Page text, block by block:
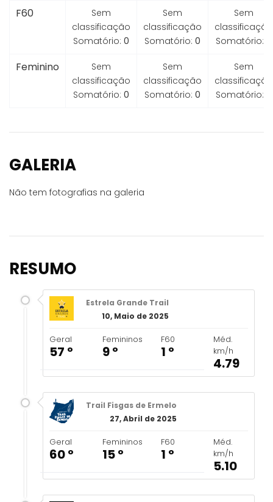
F60
Sem
classificação
Somatório: 0
Sem
classificação
Somatório: 0
Sem
classificação
Somatório:
Feminino
Sem
classificação
Somatório: 0
Sem
classificação
Somatório: 0
Sem
classificação
Somatório:
GALERIA
Não tem fotografias na galeria
RESUMO
Estrela Grande Trail
10, Maio de 2025
Geral
57 º
Femininos
9 º
F60
1 º
Méd.
km/h
4.79
Trail Fisgas de Ermelo
27, Abril de 2025
Geral
60 º
Femininos
15 º
F60
1 º
Méd.
km/h
5.10